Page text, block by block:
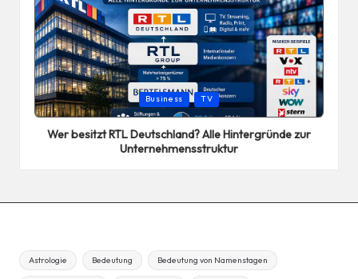
Posted
in
Business TV
Wer besitzt RTL Deutschland? Alle Hintergründe zur
Unternehmensstruktur
Astrologie Bedeutung Bedeutung von Namenstagen